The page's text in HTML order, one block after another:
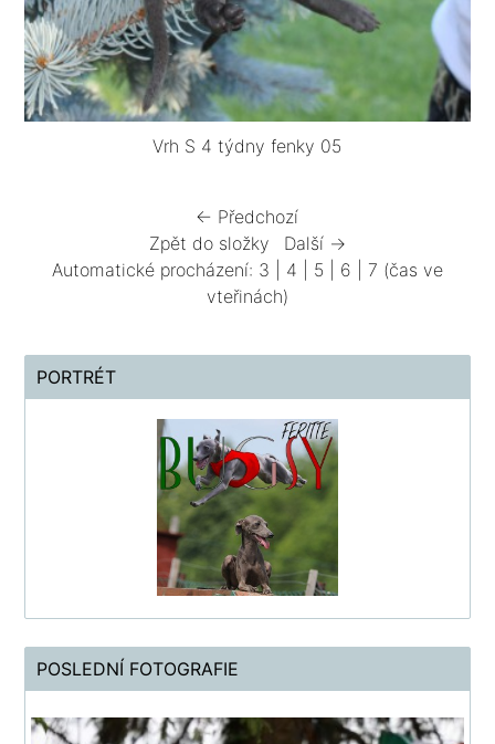
Vrh S 4 týdny fenky 05
← Předchozí
Zpět do složky
Další →
Automatické procházení: 3 4 5 6 7 (čas ve
vteřinách)
PORTRÉT
POSLEDNÍ FOTOGRAFIE